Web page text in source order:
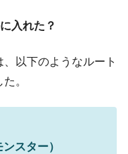
入れた？
、以下のようなルート
。
スター）